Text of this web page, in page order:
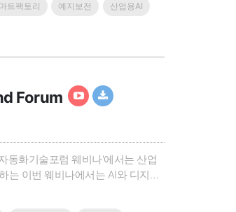
트팩토리 예지보전 산업용AI
Forum
동화기술포럼 웨비나'에서는 산업
는 이번 웨비나에서는 AI와 디지털